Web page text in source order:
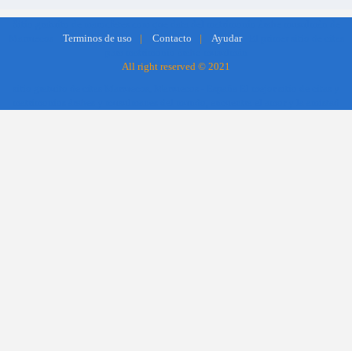
Terminos de uso Contacto Ayudar
All right reserved © 2021